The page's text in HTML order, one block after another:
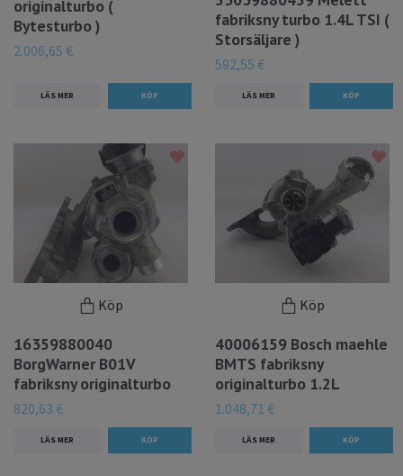
originalturbo (
Bytesturbo )
2.006,65 €
LÄS MER
fabriksny turbo 1.4L TSI (
Storsäljare )
592,55 €
LÄS MER
Köp
16359880040
BorgWarner B01V
fabriksny originalturbo
820,63 €
LÄS MER
Köp
40006159 Bosch maehle
BMTS fabriksny
originalturbo 1.2L
1.048,71 €
LÄS MER